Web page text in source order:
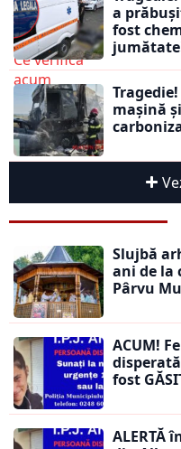
a
fost
mașină
Slujbă
ani de la
Pârvu
ACUM!
fost
ALERTĂ